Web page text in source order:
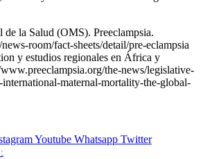
la Salud (OMS). Preeclampsia.
room/fact-sheets/detail/pre-eclampsia
y estudios regionales en África y
the-news/legislative-
international-maternal-mortality-the-global-
Youtube Whatsapp Twitter